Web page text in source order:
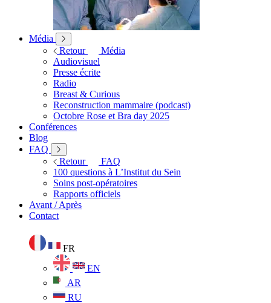
Média
Retour
Média
Audiovisuel
Presse écrite
Radio
Breast & Curious
Reconstruction mammaire (podcast)
Octobre Rose et Bra day 2025
Conférences
Blog
FAQ
Retour
FAQ
100 questions à L’Institut du Sein
Soins post-opératoires
Rapports officiels
Avant / Après
Contact
FR
EN
AR
RU